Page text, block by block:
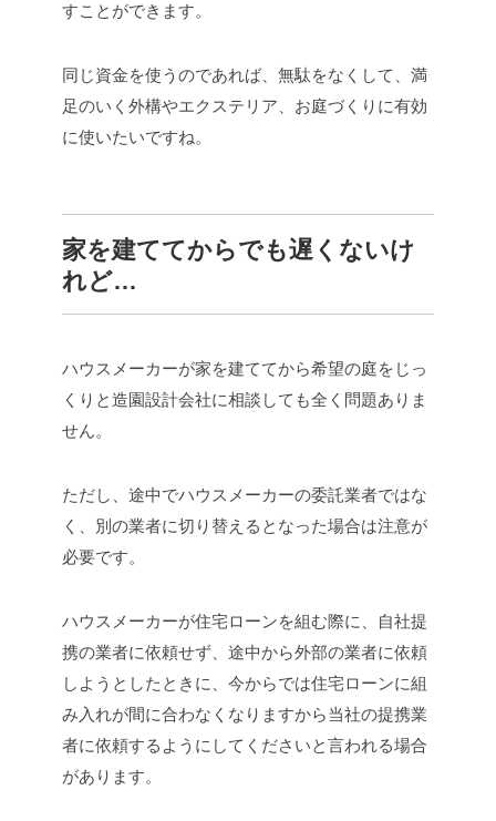
すことができます。
同じ資金を使うのであれば、無駄をなくして、満
足のいく外構やエクステリア、お庭づくりに有効
に使いたいですね。
家を建ててからでも遅くないけ
れど…
ハウスメーカーが家を建ててから希望の庭をじっ
くりと造園設計会社に相談しても全く問題ありま
せん。
ただし、途中でハウスメーカーの委託業者ではな
く、別の業者に切り替えるとなった場合は注意が
必要です。
ハウスメーカーが住宅ローンを組む際に、自社提
携の業者に依頼せず、途中から外部の業者に依頼
しようとしたときに、今からでは住宅ローンに組
み入れが間に合わなくなりますから当社の提携業
者に依頼するようにしてくださいと言われる場合
があります。